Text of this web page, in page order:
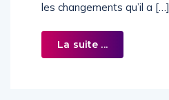
les changements qu’il a […]
La suite ...